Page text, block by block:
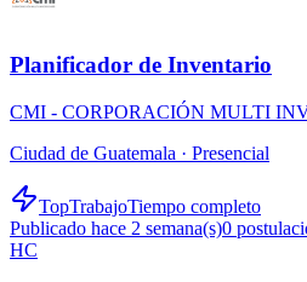
Planificador de Inventario
CMI - CORPORACIÓN MULTI
Ciudad de Guatemala · Presencial
TopTrabajoTiempo completo
Publicado hace 2 semana(s)0
HC